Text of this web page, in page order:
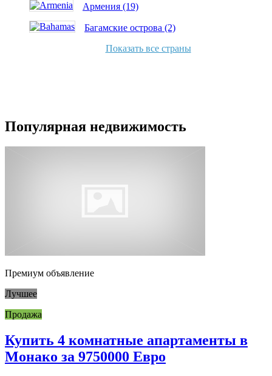
Армения (19)
Багамские острова (2)
Показать все страны
Популярная недвижимость
Премиум объявление
Лучшее
Продажа
Купить 4 комнатные апартаменты в
Монако за 9750000 Евро